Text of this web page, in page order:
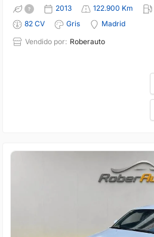
2013 122.900 Km
82 CV
Gris
Madrid
Vendido por: Roberauto